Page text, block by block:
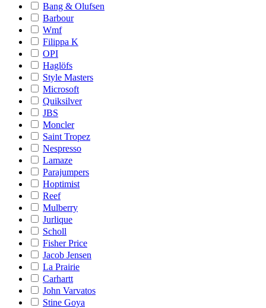
Bang & Olufsen
Barbour
Wmf
Filippa K
OPI
Haglöfs
Style Masters
Microsoft
Quiksilver
JBS
Moncler
Saint Tropez
Nespresso
Lamaze
Parajumpers
Hoptimist
Reef
Mulberry
Jurlique
Scholl
Fisher Price
Jacob Jensen
La Prairie
Carhartt
John Varvatos
Stine Goya